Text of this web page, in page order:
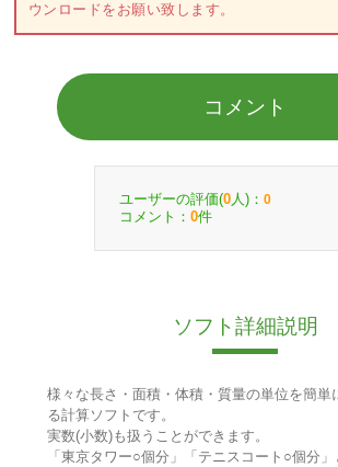
ウンロードをお願い致します。
コメント
ユーザーの評価(0 人)： 0
コメント： 0件
ソフト詳細説明
様々な長さ・面積・体積・質量の単位を簡単
る計算ソフトです。
実数(小数)も扱うことができます。
「東京タワー○個分」「テニスコート○個分